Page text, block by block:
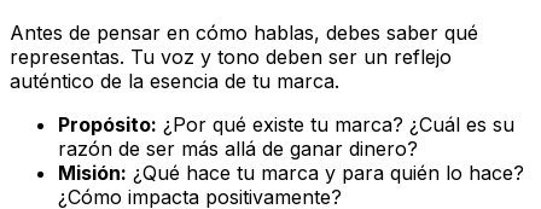
Antes de pensar en cómo hablas, debes saber qué
representas. Tu voz y tono deben ser un reflejo
auténtico de la esencia de tu marca.
Propósito: ¿Por qué existe tu marca? ¿Cuál es su
razón de ser más allá de ganar dinero?
Misión: ¿Qué hace tu marca y para quién lo hace?
¿Cómo impacta positivamente?